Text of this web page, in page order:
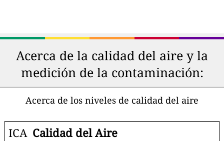
Acerca de la calidad del aire y la
medición de la contaminación:
Acerca de los niveles de calidad del aire
ICA Calidad del Aire